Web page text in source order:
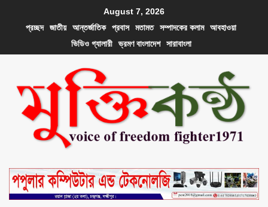
August 7, 2026
প্রচ্ছদ
জাতীয় আন্তর্জাতিক প্রবাস মতামত সম্পাদকের কলাম
আবহাওয়া
ভিডিও গ্যালারী
ভ্রমণ বাংলাদেশ সারাবাংলা